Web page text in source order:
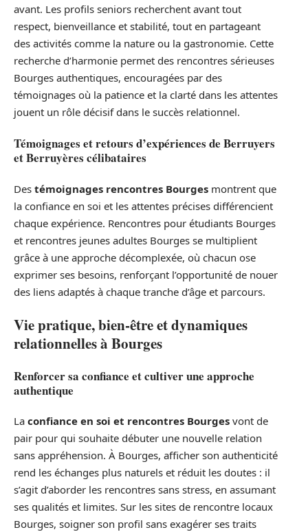
avant. Les profils seniors recherchent avant tout
respect, bienveillance et stabilité, tout en partageant
des activités comme la nature ou la gastronomie. Cette
recherche d’harmonie permet des rencontres sérieuses
Bourges authentiques, encouragées par des
témoignages où la patience et la clarté dans les attentes
jouent un rôle décisif dans le succès relationnel.
Témoignages et retours d’expériences de Berruyers
et Berruyères célibataires
Des témoignages rencontres Bourges montrent que
la confiance en soi et les attentes précises différencient
chaque expérience. Rencontres pour étudiants Bourges
et rencontres jeunes adultes Bourges se multiplient
grâce à une approche décomplexée, où chacun ose
exprimer ses besoins, renforçant l’opportunité de nouer
des liens adaptés à chaque tranche d’âge et parcours.
Vie pratique, bien-être et dynamiques
relationnelles à Bourges
Renforcer sa confiance et cultiver une approche
authentique
La confiance en soi et rencontres Bourges vont de
pair pour qui souhaite débuter une nouvelle relation
sans appréhension. À Bourges, afficher son authenticité
rend les échanges plus naturels et réduit les doutes : il
s’agit d’aborder les rencontres sans stress, en assumant
ses qualités et limites. Sur les sites de rencontre locaux
Bourges, soigner son profil sans exagérer ses traits